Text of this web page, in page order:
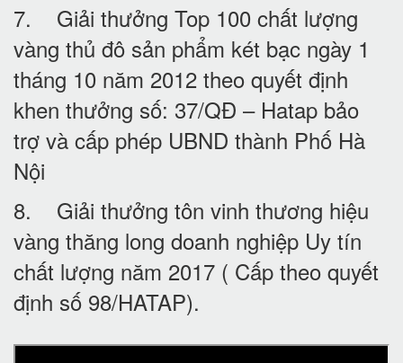
7. Giải thưởng Top 100 chất lượng
vàng thủ đô sản phẩm két bạc ngày 1
tháng 10 năm 2012 theo quyết định
khen thưởng số: 37/QĐ – Hatap bảo
trợ và cấp phép UBND thành Phố Hà
Nội
8. Giải thưởng tôn vinh thương hiệu
vàng thăng long doanh nghiệp Uy tín
chất lượng năm 2017 ( Cấp theo quyết
định số 98/HATAP).